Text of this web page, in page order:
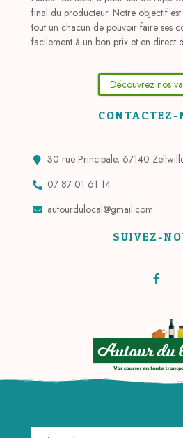
final du producteur. Notre objectif
tout un chacun de pouvoir faire ses
facilement à un bon prix et en direct
Découvrez nos
CONTACTEZ-
30 rue Principale, 67140
07 87 01 61 14
autourdulocal@gmail.com
SUIVEZ-